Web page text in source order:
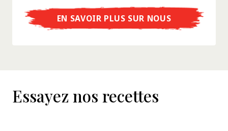
EN SAVOIR PLUS SUR NOUS
Essayez nos recettes